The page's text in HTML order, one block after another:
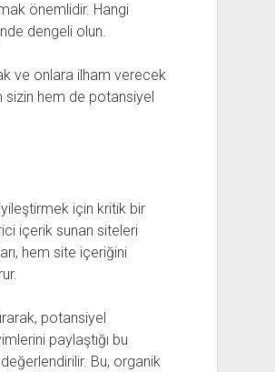
önemlidir. Hangi
dengeli olun.
ve onlara ilham verecek
sizin hem de potansiyel
için kritik bir
içerik sunan siteleri
ları, hem site içeriğini
potansiyel
paylaştığı bu
Bu, organik